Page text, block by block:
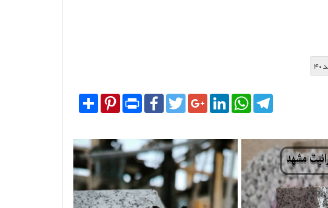
Share PinterestPrint FacebookTwitterGoogle+LinkedInWhatsApp